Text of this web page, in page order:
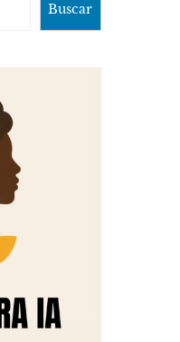
Buscar